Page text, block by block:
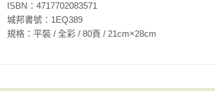
ISBN：4717702083571
城邦書號：1EQ389
規格：平裝 / 全彩 / 80頁 / 21cm×28cm